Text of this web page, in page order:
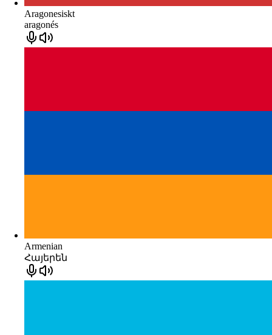
Aragonesiskt
aragonés
Armenian
Հայերեն